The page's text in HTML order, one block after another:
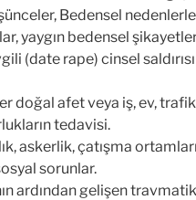
Bedensel
yaygın bedensel
(date rape) cinsel
doğal afet veya iş, ev,
tedavisi.
askerlik, çatışma
sorunlar.
ardından gelişen